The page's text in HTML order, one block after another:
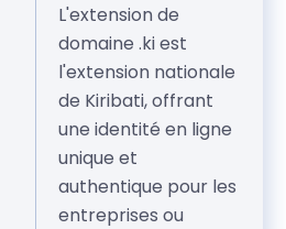
L'extension de
domaine .ki est
l'extension nationale
de Kiribati, offrant
une identité en ligne
unique et
authentique pour les
entreprises ou